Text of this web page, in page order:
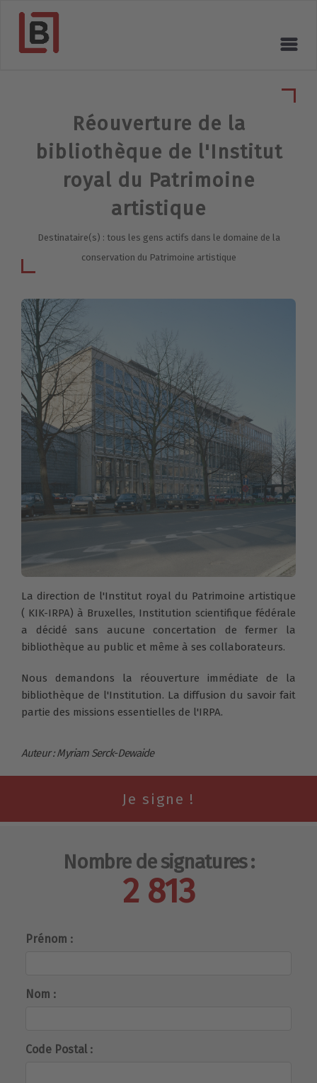
Réouverture de la
bibliothèque de l'Institut
royal du Patrimoine
artistique
Destinataire(s) : tous les gens actifs dans le domaine de la
conservation du Patrimoine artistique
La direction de l'Institut royal du Patrimoine artistique
( KIK-IRPA) à Bruxelles, Institution scientifique fédérale
a décidé sans aucune concertation de fermer la
bibliothèque au public et même à ses collaborateurs.
Nous demandons la réouverture immédiate de la
bibliothèque de l'Institution. La diffusion du savoir fait
partie des missions essentielles de l'IRPA.
Auteur : Myriam Serck-Dewaide
Nombre de signatures :
2 813
Prénom :
Nom :
Code Postal :